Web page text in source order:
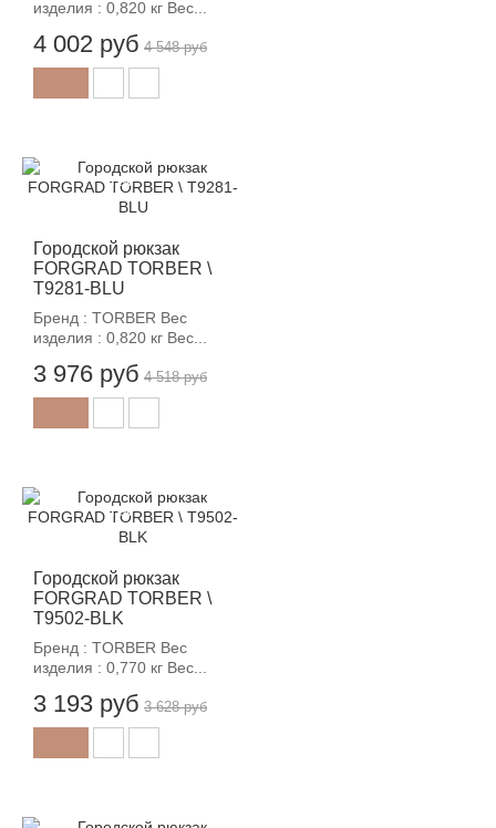
изделия : 0,820 кг Вес...
4 002 руб 4 548 руб
Городской рюкзак
FORGRAD TORBER \
T9281-BLU
Бренд : TORBER Вес
изделия : 0,820 кг Вес...
3 976 руб
-12%
4 518 руб
Городской рюкзак
FORGRAD TORBER \
T9502-BLK
Бренд : TORBER Вес
изделия : 0,770 кг Вес...
3 193 руб
-12%
3 628 руб